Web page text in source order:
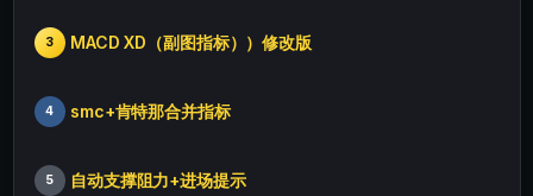
3 MACD XD（副图指标））修改版
4 smc+肯特那合并指标
5 自动支撑阻力+进场提示